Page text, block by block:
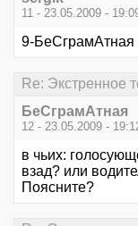
11 - 23.05.2009 -
9-БеСграмАтная
Re: Экстренное
БеСграмАтная
12 - 23.05.2009 -
в чьих:
взад? или
Поясните?